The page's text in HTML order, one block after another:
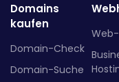
Domains
kaufen
Domain-Check
Domain-Suche